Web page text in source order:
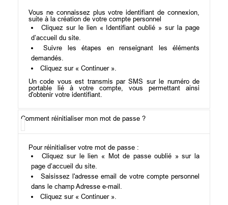
Vous ne connaissez plus votre identifiant de connexion,
suite à la création de votre compte personnel
Cliquez sur le lien « Identifiant oublié » sur la page
d’accueil du site.
Suivre les étapes en renseignant les éléments
demandés.
Cliquez sur « Continuer ».
Un code vous est transmis par SMS sur le numéro de
portable lié à votre compte, vous permettant ainsi
d'obtenir votre identifiant.
Comment réinitialiser mon mot de passe ?
Pour réinitialiser votre mot de passe :
Cliquez sur le lien « Mot de passe oublié » sur la
page d’accueil du site.
Saisissez l'adresse email de votre compte personnel
dans le champ Adresse e-mail.
Cliquez sur « Continuer ».